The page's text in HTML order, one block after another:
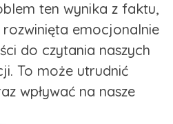
ten wynika z faktu,
rozwinięta emocjonalnie
do czytania naszych
To może utrudnić
wpływać na nasze